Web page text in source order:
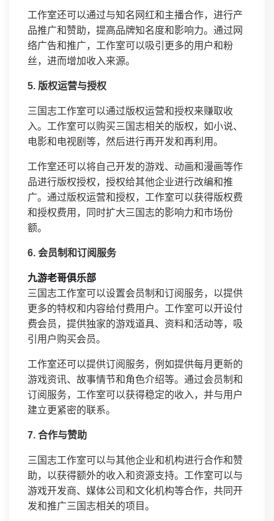
工作室还可以通过与知名网红和主播合作，进行产
品推广和赞助，提高品牌知名度和影响力。通过网
络广告和推广，工作室可以吸引更多的用户和粉
丝，进而增加收入来源。
5. 版权运营与授权
三国志工作室可以通过版权运营和授权来赚取收
入。工作室可以购买三国志相关的版权，如小说、
电影和电视剧等，然后进行再开发和再利用。
工作室还可以将自己开发的游戏、动画和漫画等作
品进行版权授权，授权给其他企业进行改编和推
广。通过版权运营和授权，工作室可以获得版权费
和授权费用，同时扩大三国志的影响力和市场份
额。
6. 会员制和订阅服务
九游老哥俱乐部
三国志工作室可以设置会员制和订阅服务，以提供
更多的特权和内容给付费用户。工作室可以开设付
费会员，提供独家的游戏道具、资料和活动等，吸
引用户购买会员。
工作室还可以提供订阅服务，例如提供每月更新的
游戏资讯、故事情节和角色介绍等。通过会员制和
订阅服务，工作室可以获得稳定的收入，并与用户
建立更紧密的联系。
7. 合作与赞助
三国志工作室可以与其他企业和机构进行合作和赞
助，以获得额外的收入和资源支持。工作室可以与
游戏开发商、媒体公司和文化机构等合作，共同开
发和推广三国志相关的项目。